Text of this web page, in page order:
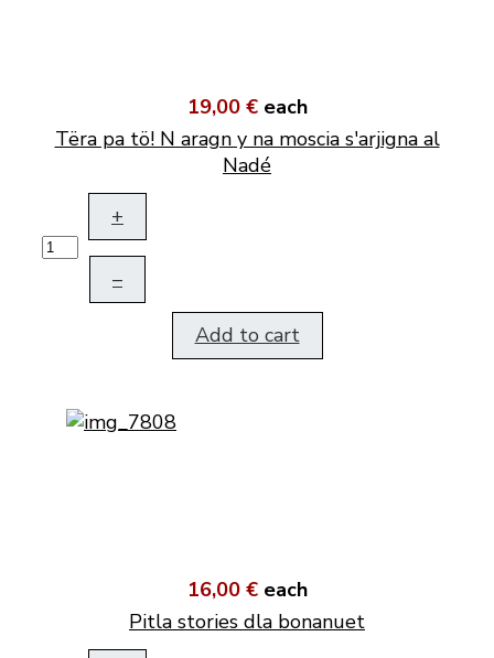
19,00 € each
Tëra pa tö! N aragn y na moscia s'arjigna al
Nadé
+
–
Add to cart
16,00 € each
Pitla stories dla bonanuet